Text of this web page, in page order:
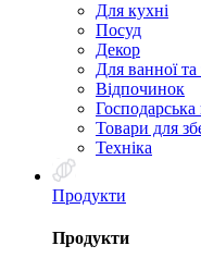
Для кухні
Посуд
Декор
Для ванної та
Відпочинок
Господарська
Товари для
Техніка
Продукти
Продукти